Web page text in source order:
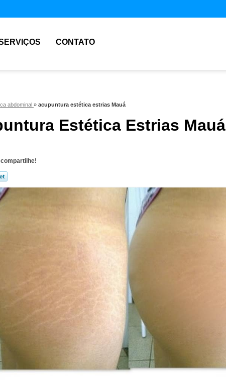
CONTATO
abdominal » acupuntura estética estrias Mauá
Estética Estrias Mauá